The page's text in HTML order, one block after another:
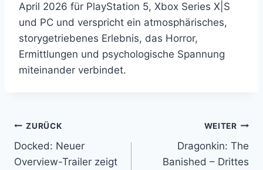
April 2026 für PlayStation 5, Xbox Series X|S
und PC und verspricht ein atmosphärisches,
storygetriebenes Erlebnis, das Horror,
Ermittlungen und psychologische Spannung
miteinander verbindet.
Beitragsnavigation
ZURÜCK
Docked: Neuer
Overview-Trailer zeigt
WEITER
Dragonkin: The
Banished – Drittes